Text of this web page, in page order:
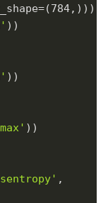
784,)))
))
))
,